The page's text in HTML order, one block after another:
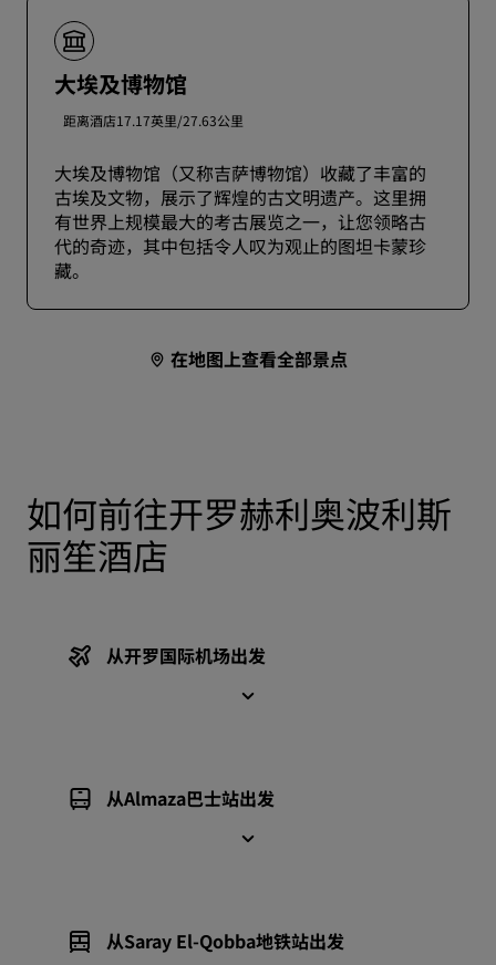
大埃及博物馆
距离酒店17.17英里/27.63公里
大埃及博物馆（又称吉萨博物馆）收藏了丰富的
古埃及文物，展示了辉煌的古文明遗产。这里拥
有世界上规模最大的考古展览之一，让您领略古
代的奇迹，其中包括令人叹为观止的图坦卡蒙珍
藏。
在地图上查看全部景点
如何前往开罗赫利奥波利斯
丽笙酒店
从开罗国际机场出发
从Almaza巴士站出发
从Saray El-Qobba地铁站出发